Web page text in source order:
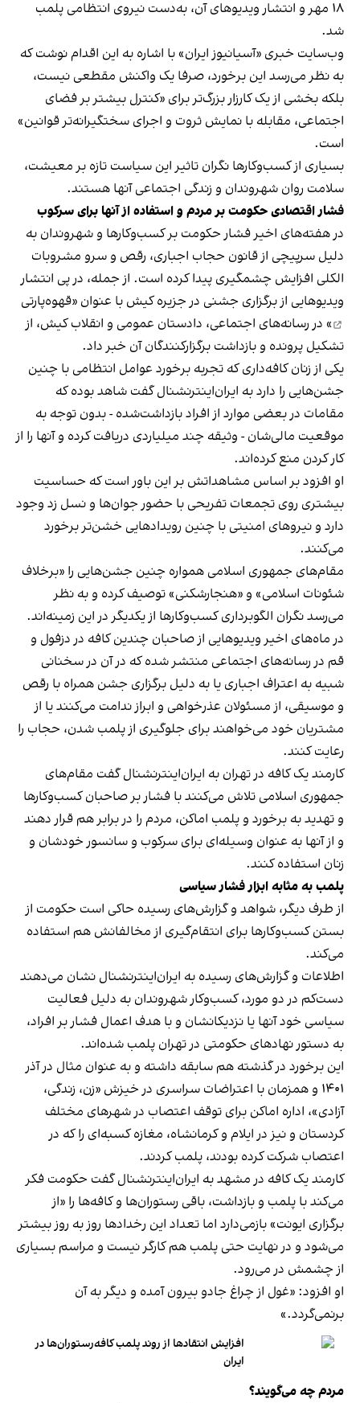
۱۸ مهر و انتشار ویدیوهای آن، به‌دست نیروی انتظامی پلمب
شد.
وب‌سایت خبری «آسیانیوز ایران» با اشاره به این اقدام نوشت که
به نظر می‌رسد این برخورد، صرفا یک واکنش مقطعی نیست،
بلکه بخشی از یک کارزار بزرگ‌تر برای «کنترل بیشتر بر فضای
اجتماعی، مقابله با نمایش ثروت و اجرای سختگیرانه‌تر قوانین»
است.
بسیاری از کسب‌وکارها نگران تاثیر این سیاست‌ تازه بر معیشت،
سلامت روان شهروندان و زندگی اجتماعی آنها هستند.
فشار اقتصادی حکومت بر مردم و استفاده از آنها برای سرکوب
در هفته‌های اخیر فشار حکومت بر کسب‌وکارها و شهروندان به
دلیل سرپیچی از قانون حجاب اجباری، رقص و سرو مشروبات
الکلی افزایش چشمگیری پیدا کرده است. از جمله، در پی انتشار
ویدیوهایی از برگزاری جشنی در جزیره کیش با عنوان «قهوه‌پارتی
» در رسانه‌های اجتماعی، دادستان عمومی و انقلاب کیش، از
تشکیل پرونده و بازداشت برگزارکنندگان آن خبر داد.
یکی از زنان کافه‌داری که تجربه برخورد عوامل انتظامی با چنین
جشن‌هایی را دارد به ایران‌اینترنشنال گفت شاهد بوده که
مقامات در بعضی موارد از افراد بازداشت‌‌شده - بدون توجه به
موقعیت مالی‌شان - وثیقه چند میلیاردی دریافت کرده و آنها را از
کار کردن منع کرده‌اند.
او افزود بر اساس مشاهداتش بر این باور است که حساسیت
بیشتری روی تجمعات تفریحی با حضور جوان‌ها و نسل زد وجود
دارد و نیروهای امنیتی با چنین رویدادهایی خشن‌تر برخورد
می‌کنند.
مقام‌های جمهوری اسلامی همواره چنین جشن‌هایی را «برخلاف
شئونات اسلامی» و «هنجارشکنی» توصیف کرده و به نظر
می‌رسد نگران الگوبرداری کسب‌وکارها از یکدیگر در این زمینه‌اند.
در ماه‌های اخیر ویدیوهایی از صاحبان چندین کافه در دزفول و
قم در رسانه‌های اجتماعی منتشر شده که در آن در سخنانی
شبیه به اعتراف اجباری یا به دلیل برگزاری جشن همراه با رقص
و موسیقی، از مسئولان عذرخواهی و ابراز ندامت می‌کنند یا از
مشتریان خود می‌خواهند برای جلوگیری از پلمب شدن، حجاب را
رعایت کنند.
کارمند یک کافه در تهران به ایران‌اینترنشنال گفت مقام‌های
جمهوری اسلامی تلاش می‌کنند با فشار بر صاحبان کسب‌وکارها
و تهدید به برخورد و پلمب اماکن، مردم را در برابر هم قرار دهند
و از آنها به عنوان وسیله‌ای برای سرکوب و سانسور خودشان و
زنان استفاده کنند.
پلمب به مثابه ابزار فشار سیاسی
از طرف دیگر، شواهد و گزارش‌های رسیده حاکی است حکومت از
بستن کسب‌وکارها برای انتقام‌گیری از مخالفانش هم استفاده
می‌کند.
اطلاعات و گزارش‌های رسیده به ایران‌اینترنشنال نشان می‌دهند
دست‌کم در دو مورد، کسب‌وکار شهروندان به دلیل فعالیت
سیاسی خود آنها یا نزدیکانشان و با هدف اعمال فشار بر افراد،
به دستور نهادهای حکومتی در تهران پلمب شده‌اند.
این برخورد در گذشته هم سابقه داشته و به عنوان مثال در آذر
۱۴۰۱ و همزمان با اعتراضات سراسری در خیزش «زن، زندگی،
آزادی»، اداره اماکن برای توقف اعتصاب در شهرهای مختلف
کردستان و نیز در ایلام و کرمانشاه، مغازه کسبه‌ای را که در
اعتصاب شرکت کرده بودند، پلمب کردند.
کارمند یک کافه در مشهد به ایران‌اینترنشنال گفت حکومت فکر
می‌کند با پلمب و بازداشت، باقی رستوران‌ها و کافه‌ها را «از
برگزاری ایونت» بازمی‌دارد اما تعداد این رخدادها روز به روز بیشتر
می‌شود و در نهایت حتی پلمب هم کارگر نیست و مراسم بسیاری
از چشمش در می‌رود.
او افزود: «غول از چراغ جادو بیرون آمده و دیگر به آن
برنمی‎‌گردد.»
افزایش انتقادها از روند پلمب کافه‌رستوران‌ها در
ایران
مردم چه می‌گویند؟